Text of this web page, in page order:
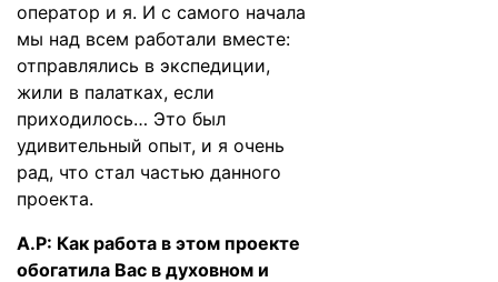
оператор и я. И с самого начала
мы над всем работали вместе:
отправлялись в экспедиции,
жили в палатках, если
приходилось… Это был
удивительный опыт, и я очень
рад, что стал частью данного
проекта.
А.Р: Как работа в этом проекте
обогатила Вас в духовном и